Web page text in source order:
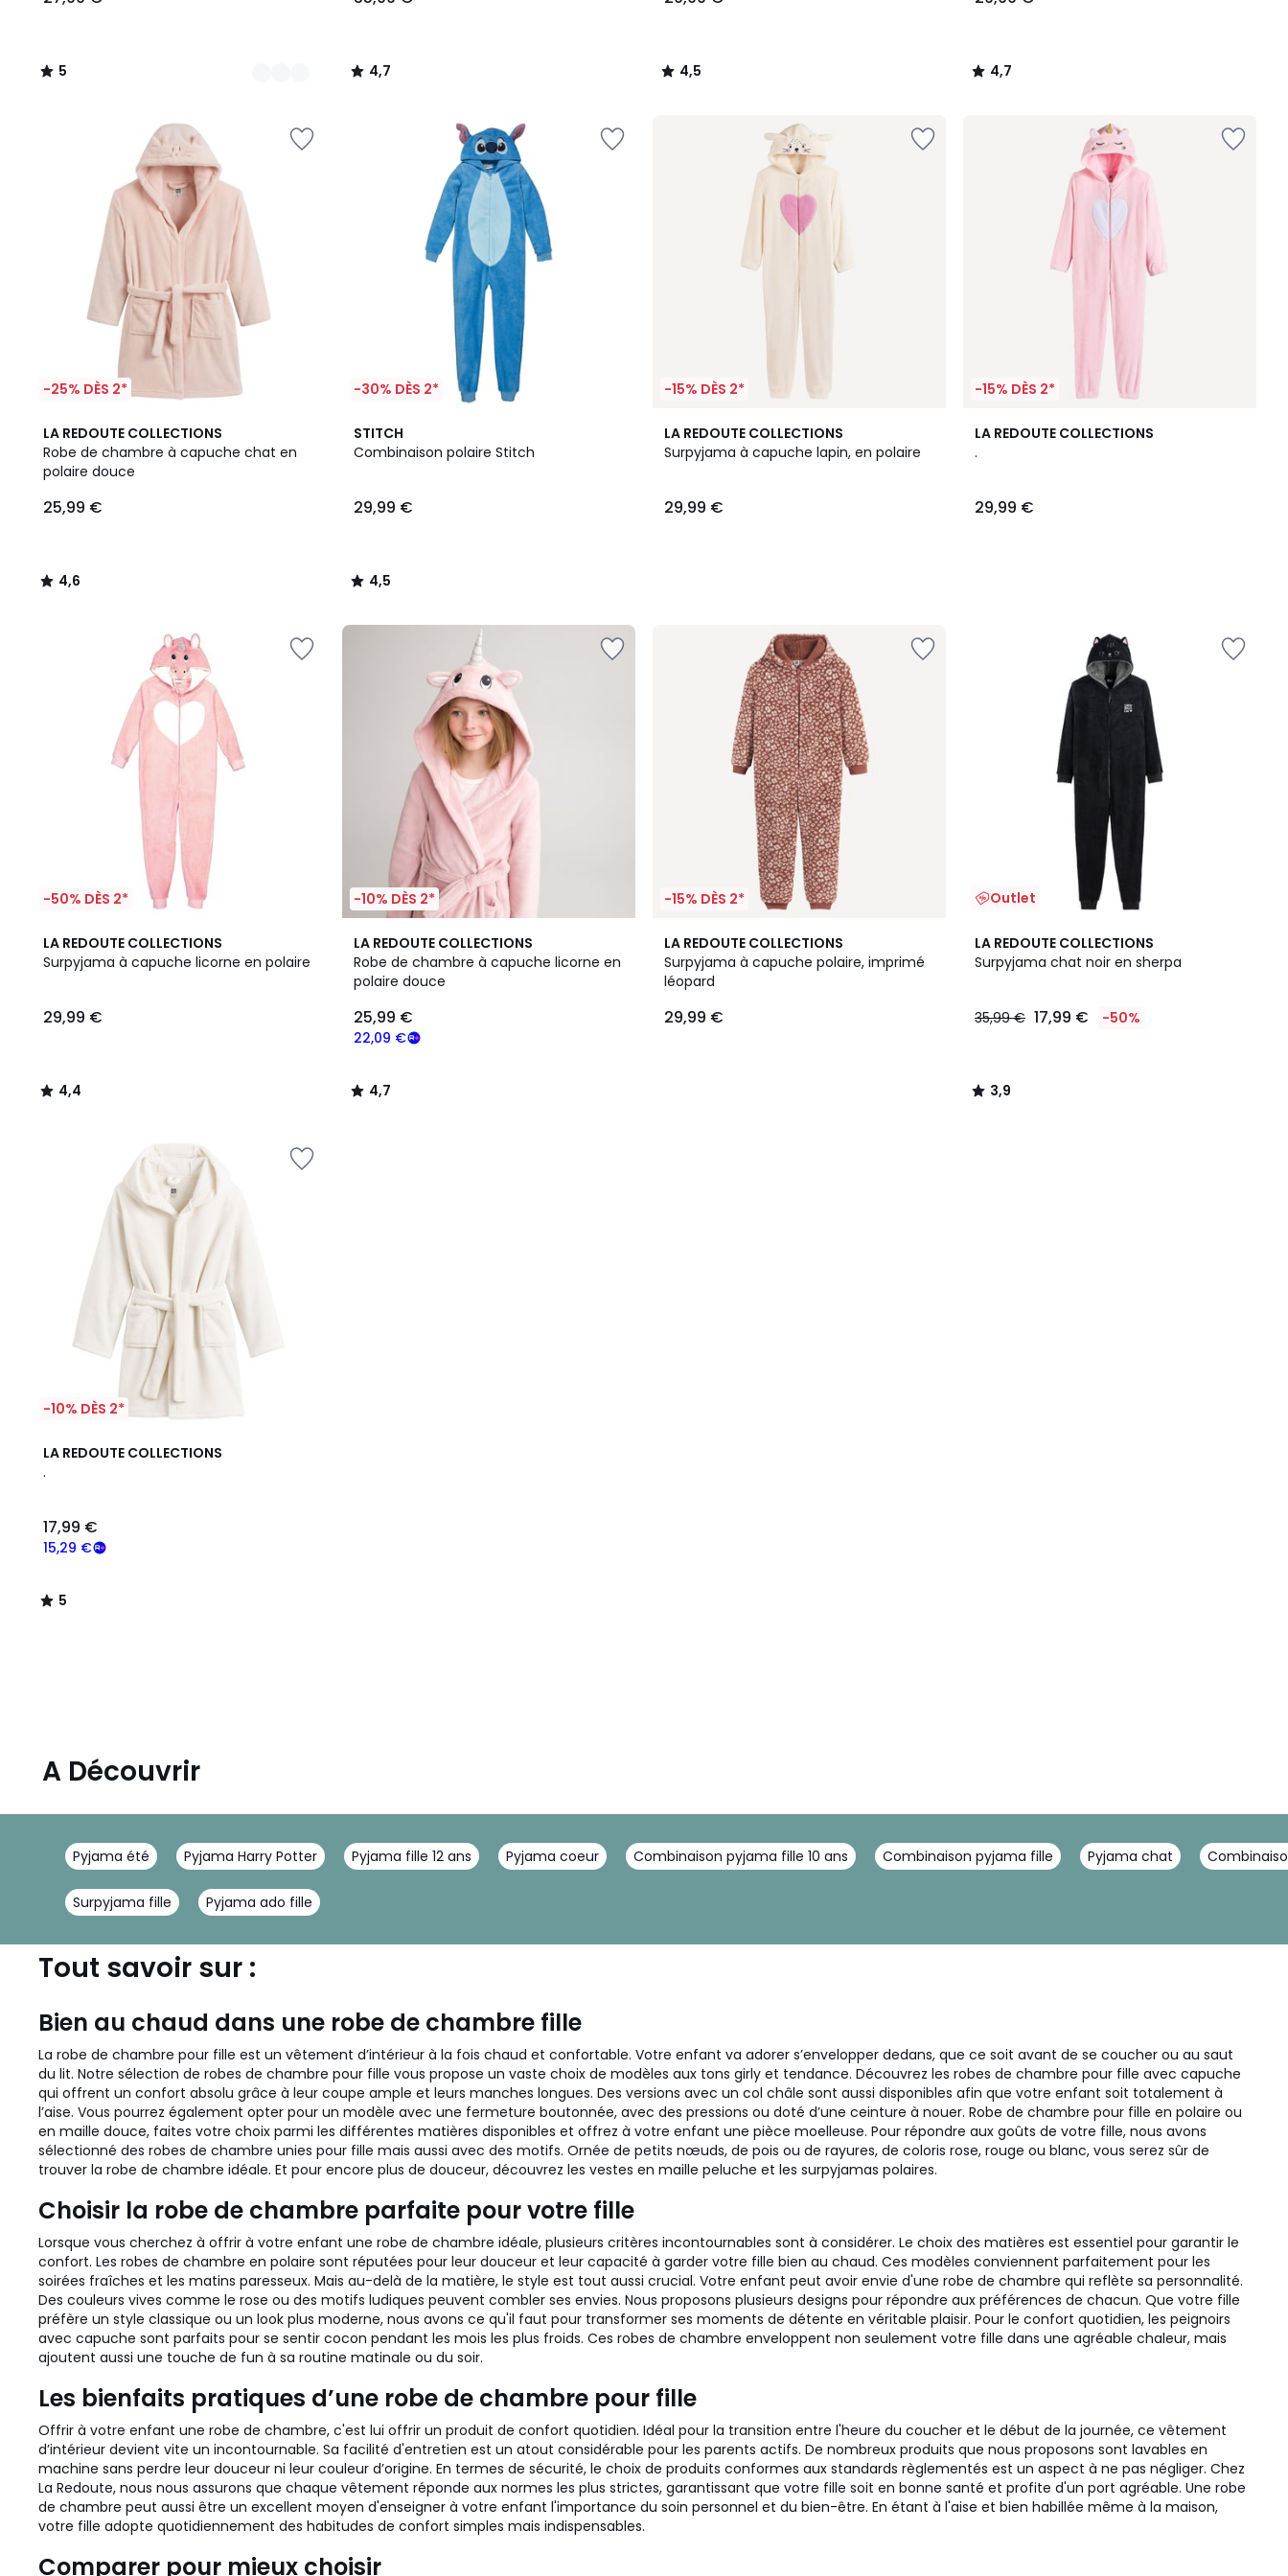
5
/
4,7
/
4,5
/
4,7
/
-25% DÈS 2*
LA REDOUTE COLLECTIONS
Robe de chambre à capuche chat en
polaire douce
25,99 €
4,6
/ 5
4,6
/
-30% DÈS 2*
STITCH
Combinaison polaire Stitch
29,99 €
4,5
/ 5
4,5
/
-15% DÈS 2*
LA REDOUTE COLLECTIONS
Surpyjama à capuche lapin, en polaire
29,99 €
-15% DÈS 2*
LA REDOUTE COLLECTIONS
.
29,99 €
-50% DÈS 2*
LA REDOUTE COLLECTIONS
Surpyjama à capuche licorne en polaire
29,99 €
4,4
/ 5
4,4
/
-10% DÈS 2*
LA REDOUTE COLLECTIONS
Robe de chambre à capuche licorne en
polaire douce
22,09 €
25,99 €
4,7
/ 5
4,7
/
-15% DÈS 2*
LA REDOUTE COLLECTIONS
Surpyjama à capuche polaire, imprimé
léopard
29,99 €
Outlet
LA REDOUTE COLLECTIONS
Surpyjama chat noir en sherpa
35,99 € 17,99 € -50%
3,9
/ 5
3,9
/
-10% DÈS 2*
LA REDOUTE COLLECTIONS
.
15,29 €
17,99 €
5
5
/
A Découvrir
Pyjama été Pyjama Harry Potter Pyjama fille 12 ans Pyjama coeur Combinaison pyjama fille 10 ans Combinaison pyjama fille Pyjama chat
Surpyjama fille Pyjama ado fille
Tout savoir sur :
Bien au chaud dans une robe de chambre fille
La robe de chambre pour fille est un vêtement d’intérieur à la fois chaud et confortable. Votre enfant va adorer s’envelopper dedans, que ce soit avant de se coucher ou au saut
du lit. Notre sélection de robes de chambre pour fille vous propose un vaste choix de modèles aux tons girly et tendance. Découvrez les robes de chambre pour fille avec capuche
qui offrent un confort absolu grâce à leur coupe ample et leurs manches longues. Des versions avec un col châle sont aussi disponibles afin que votre enfant soit totalement à
l’aise. Vous pourrez également opter pour un modèle avec une fermeture boutonnée, avec des pressions ou doté d’une ceinture à nouer. Robe de chambre pour fille en polaire ou
en maille douce, faites votre choix parmi les différentes matières disponibles et offrez à votre enfant une pièce moelleuse. Pour répondre aux goûts de votre fille, nous avons
sélectionné des robes de chambre unies pour fille mais aussi avec des motifs. Ornée de petits nœuds, de pois ou de rayures, de coloris rose, rouge ou blanc, vous serez sûr de
trouver la robe de chambre idéale. Et pour encore plus de douceur, découvrez les vestes en maille peluche et les surpyjamas polaires.
Choisir la robe de chambre parfaite pour votre fille
Lorsque vous cherchez à offrir à votre enfant une robe de chambre idéale, plusieurs critères incontournables sont à considérer. Le choix des matières est essentiel pour garantir le
confort. Les robes de chambre en polaire sont réputées pour leur douceur et leur capacité à garder votre fille bien au chaud. Ces modèles conviennent parfaitement pour les
soirées fraîches et les matins paresseux. Mais au-delà de la matière, le style est tout aussi crucial. Votre enfant peut avoir envie d'une robe de chambre qui reflète sa personnalité.
Des couleurs vives comme le rose ou des motifs ludiques peuvent combler ses envies. Nous proposons plusieurs designs pour répondre aux préférences de chacun. Que votre fille
préfère un style classique ou un look plus moderne, nous avons ce qu'il faut pour transformer ses moments de détente en véritable plaisir. Pour le confort quotidien, les peignoirs
avec capuche sont parfaits pour se sentir cocon pendant les mois les plus froids. Ces robes de chambre enveloppent non seulement votre fille dans une agréable chaleur, mais
ajoutent aussi une touche de fun à sa routine matinale ou du soir.
Les bienfaits pratiques d’une robe de chambre pour fille
Offrir à votre enfant une robe de chambre, c'est lui offrir un produit de confort quotidien. Idéal pour la transition entre l'heure du coucher et le début de la journée, ce vêtement
d’intérieur devient vite un incontournable. Sa facilité d'entretien est un atout considérable pour les parents actifs. De nombreux produits que nous proposons sont lavables en
machine sans perdre leur douceur ni leur couleur d’origine. En termes de sécurité, le choix de produits conformes aux standards règlementés est un aspect à ne pas négliger. Chez
La Redoute, nous nous assurons que chaque vêtement réponde aux normes les plus strictes, garantissant que votre fille soit en bonne santé et profite d'un port agréable. Une robe
de chambre peut aussi être un excellent moyen d'enseigner à votre enfant l'importance du soin personnel et du bien-être. En étant à l'aise et bien habillée même à la maison,
votre fille adopte quotidiennement des habitudes de confort simples mais indispensables.
Comparer pour mieux choisir